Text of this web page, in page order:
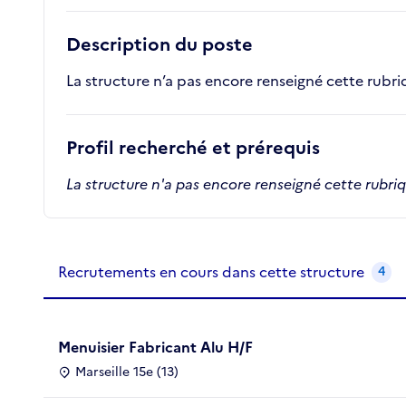
Description du poste
La structure n’a pas encore renseigné cette
Profil recherché et prérequis
La structure n'a pas encore renseigné cette
Recrutements de la structure
Recrutements en cours dans cette structure 4
Menuisier Fabricant Alu H/F
Marseille 15e (13)